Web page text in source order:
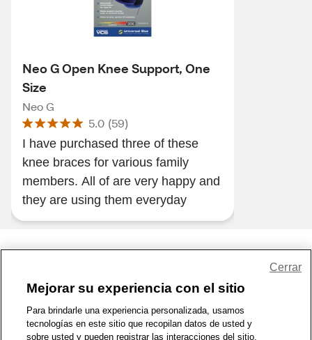
Neo G Open Knee Support, One
Size
Neo G
5.0 (59)
I have purchased three of these
knee braces for various family
members. All of are very happy and
they are using them everyday
1-800-679-9691 | Contáctenos | Términos de Uso | Accesibilidad
Política de Privacidad | WA Privacy Policy | Mapa del sitio
Mejorar su experiencia con el sitio
Para brindarle una experiencia personalizada, usamos
tecnologías en este sitio que recopilan datos de usted y
sobre usted y pueden registrar las interacciones del sitio.
Cerrar